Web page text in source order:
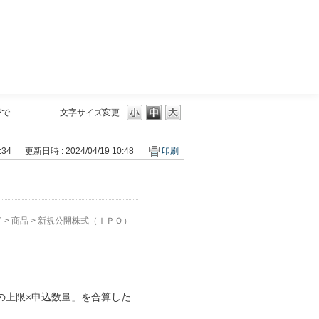
文字サイズ変更
更新日時 : 2024/04/19 10:48 印刷
> 商品 > 新規公開株式（ＩＰＯ）
上限×申込数量」を合算した